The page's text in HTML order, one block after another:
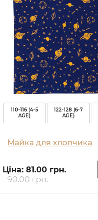
110-116 (4-5
AGE)
122-128 (6-7
AGE)
Майка для хлопчика
Ціна: 81.00 грн.
90.00 грн.